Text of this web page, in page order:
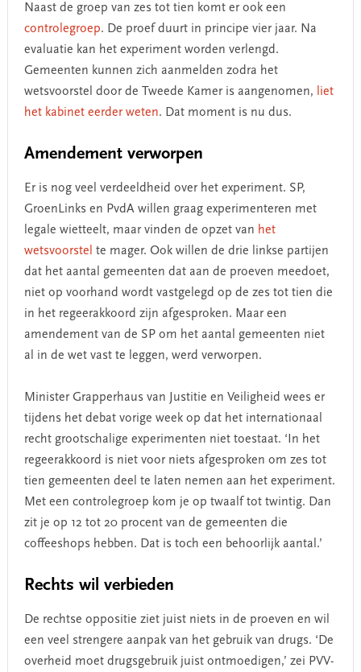
Naast de groep van zes tot tien komt er ook een
controlegroep. De proef duurt in principe vier jaar. Na
evaluatie kan het experiment worden verlengd.
Gemeenten kunnen zich aanmelden zodra het
wetsvoorstel door de Tweede Kamer is aangenomen,
liet
het kabinet eerder weten. Dat moment is nu dus.
Amendement verworpen
Er is nog veel verdeeldheid over het experiment. SP,
GroenLinks en PvdA willen graag experimenteren met
legale wietteelt, maar vinden de opzet van het
wetsvoorstel te mager. Ook willen de drie linkse partijen
dat het aantal gemeenten dat aan de proeven meedoet,
niet op voorhand wordt vastgelegd op de zes tot tien die
in het regeerakkoord zijn afgesproken. Maar een
amendement van de SP om het aantal gemeenten niet
al in de wet vast te leggen, werd verworpen.
Minister Grapperhaus van Justitie en Veiligheid wees er
tijdens het debat vorige week op dat het internationaal
recht grootschalige experimenten niet toestaat. ‘In het
regeerakkoord is niet voor niets afgesproken om zes tot
tien gemeenten deel te laten nemen aan het experiment.
Met een controlegroep kom je op twaalf tot twintig. Dan
zit je op 12 tot 20 procent van de gemeenten die
coffeeshops hebben. Dat is toch een behoorlijk aantal.’
Rechts wil verbieden
De rechtse oppositie ziet juist niets in de proeven en wil
een veel strengere aanpak van het gebruik van drugs. ‘De
overheid moet drugsgebruik juist ontmoedigen,’ zei PVV-